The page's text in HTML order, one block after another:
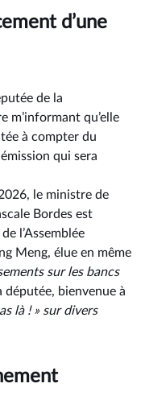
d’une
de la
m’informant qu’elle
à compter du
qui sera
le ministre de
Bordes est
l’Assemblée
Meng, élue en même
sur les bancs
bienvenue à
là ! » sur divers